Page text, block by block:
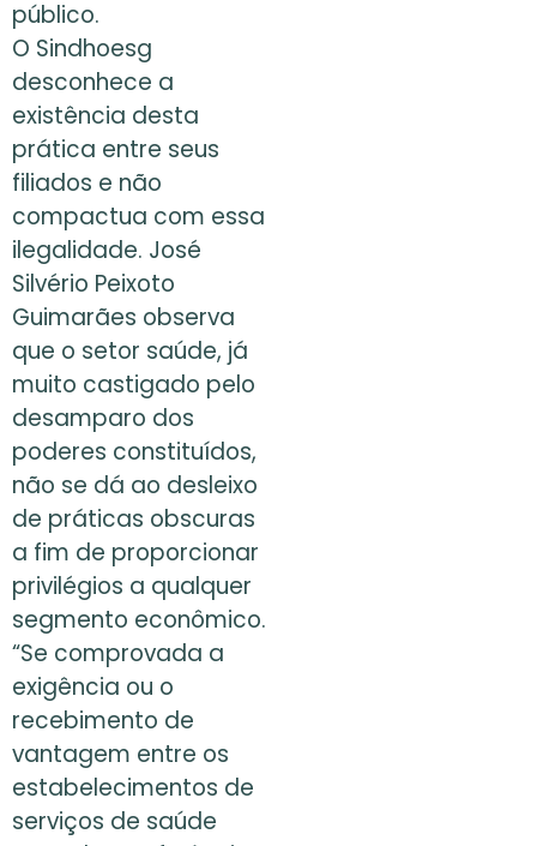
público.
O Sindhoesg
desconhece a
existência desta
prática entre seus
filiados e não
compactua com essa
ilegalidade. José
Silvério Peixoto
Guimarães observa
que o setor saúde, já
muito castigado pelo
desamparo dos
poderes constituídos,
não se dá ao desleixo
de práticas obscuras
a fim de proporcionar
privilégios a qualquer
segmento econômico.
“Se comprovada a
exigência ou o
recebimento de
vantagem entre os
estabelecimentos de
serviços de saúde